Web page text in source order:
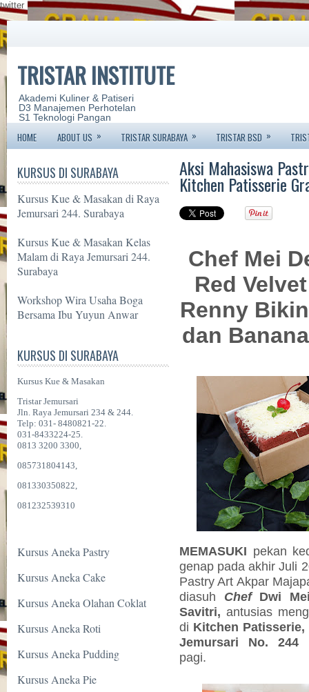
twitter
TRISTAR INSTITUTE
Akademi Kuliner & Patiseri
D3 Manajemen Perhotelan
S1 Teknologi Pangan
HOME ABOUT US » TRISTAR SURABAYA » TRISTAR BSD »
KURSUS DI SURABAYA
Kursus Kue & Masakan di Raya
Jemursari 244. Surabaya
Kursus Kue & Masakan Kelas
Malam di Raya Jemursari 244.
Surabaya
Workshop Wira Usaha Boga
Bersama Ibu Yuyun Anwar
KURSUS DI SURABAYA
Kursus Kue & Masakan
Tristar Jemursari
Jln. Raya Jemursari 234 & 244.
Telp: 031- 8480821-22.
031-8433224-25.
0813 3200 3300,
085731804143,
081330350822,
081232539310
Kursus Aneka Pastry
Kursus Aneka Cake
Kursus Aneka Olahan Coklat
Kursus Aneka Roti
Kursus Aneka Pudding
Kursus Aneka Pie
Aksi Mahasiswa
Kitchen Patisserie
Chef Mei
Red
Renny
dan
MEMASUKI pekan
genap pada akhir Juli
Pastry Art Akpar
diasuh ChefDwi Mei
Savitri, antusias
di Kitchen
Jemursari No. 244
pagi.